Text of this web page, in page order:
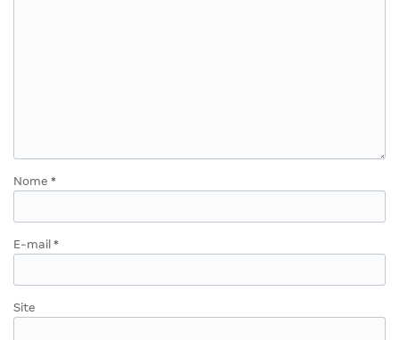
Nome *
E-mail *
Site